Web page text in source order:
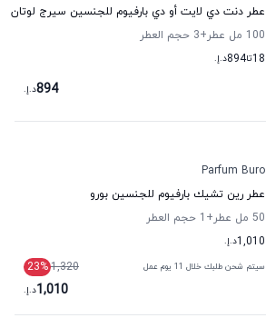
عطر دنت دي لايت أو دي بارفيوم للجنسين سيرج لوتان
100 مل عطر
+3
حجم العطر
18تا894د.إ.
894د.إ.
Parfum Buro
عطر رين تشيك بارفيوم للجنسين بورو
50 مل عطر
+1
حجم العطر
1,010د.إ.
سيتم شحن طلبك خلال 11 يوم عمل 1,320
23%
1,010د.إ.